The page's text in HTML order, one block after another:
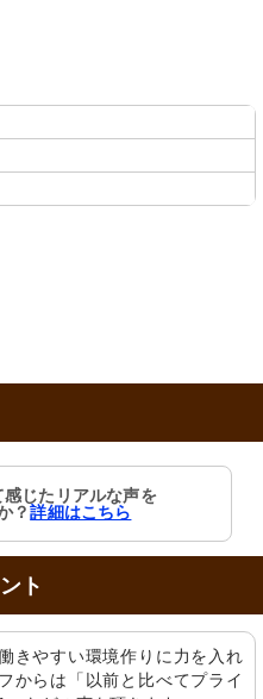
じたリアルな声を
？詳細はこちら
ト
きやすい環境作りに力を入れ
からは「以前と比べてプライ